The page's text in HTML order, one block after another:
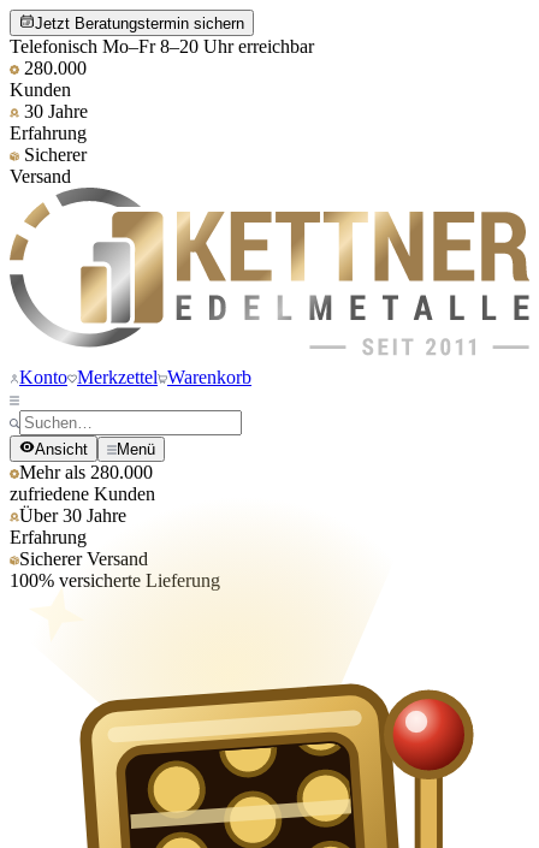
Jetzt Beratungstermin sichern
Telefonisch Mo–Fr 8–20 Uhr erreichbar
280.000
Kunden
30 Jahre
Erfahrung
Sicherer
Versand
Konto Merkzettel Warenkorb
Ansicht Menü
Mehr als 280.000
zufriedene Kunden
Über 30 Jahre
Erfahrung
Sicherer Versand
100% versicherte Lieferung